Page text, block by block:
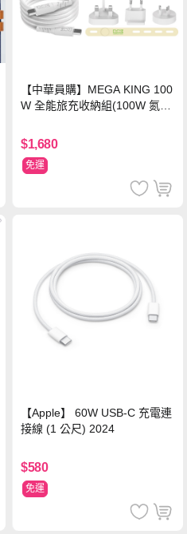
【中華員購】MEGA KING 100
W 全能旅充收納組(100W 氮化
萬國轉接器)
$1,680
免運
【Apple】 60W USB-C 充電連
接線 (1 公尺) 2024
$580
免運